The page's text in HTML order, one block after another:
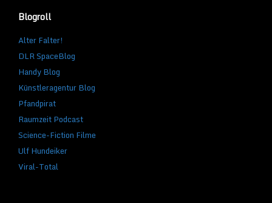
Blogroll
Alter Falter!
DLR SpaceBlog
Handy Blog
Künstleragentur Blog
Pfandpirat
Raumzeit Podcast
Science-Fiction Filme
Ulf Hundeiker
Viral-Total